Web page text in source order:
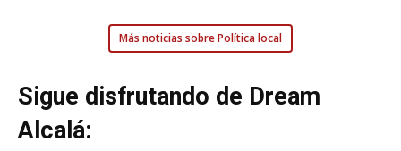
Más noticias sobre Política local
Sigue disfrutando de Dream
Alcalá: